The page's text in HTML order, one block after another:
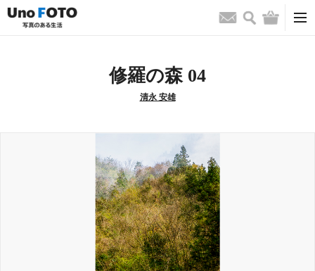
お問い合わせ
検索 バッグ
修羅の森 04
清永 安雄